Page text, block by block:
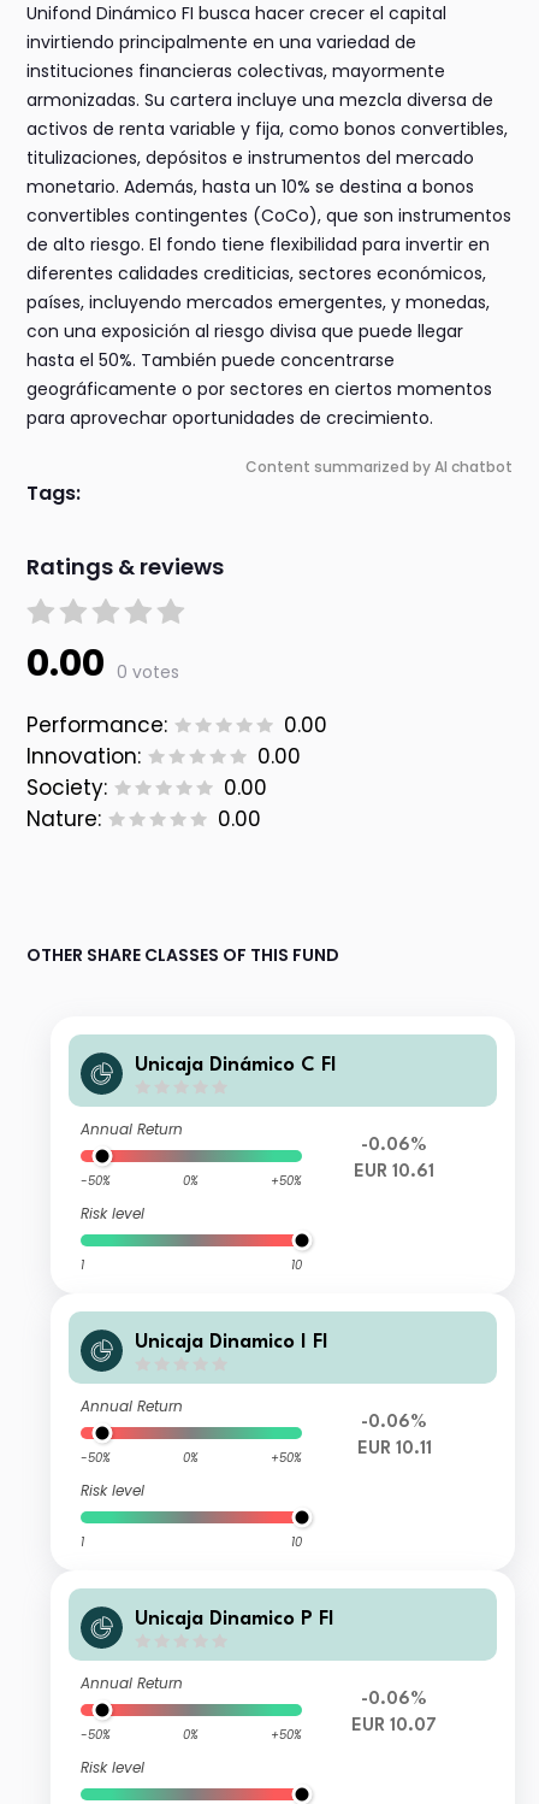
Unifond Dinámico FI busca hacer crecer el capital
invirtiendo principalmente en una variedad de
instituciones financieras colectivas, mayormente
armonizadas. Su cartera incluye una mezcla diversa de
activos de renta variable y fija, como bonos convertibles,
titulizaciones, depósitos e instrumentos del mercado
monetario. Además, hasta un 10% se destina a bonos
convertibles contingentes (CoCo), que son instrumentos
de alto riesgo. El fondo tiene flexibilidad para invertir en
diferentes calidades crediticias, sectores económicos,
países, incluyendo mercados emergentes, y monedas,
con una exposición al riesgo divisa que puede llegar
hasta el 50%. También puede concentrarse
geográficamente o por sectores en ciertos momentos
para aprovechar oportunidades de crecimiento.
Content summarized by AI chatbot
Tags:
Ratings & reviews
0.00 0 votes
Performance:
0.00
Innovation:
0.00
Society:
0.00
Nature:
0.00
OTHER SHARE CLASSES OF THIS FUND
Unicaja Dinámico C FI
Annual Return
-50% 0% +50%
Risk level
1 10
-0.06%
EUR 10.61
Unicaja Dinamico I FI
Annual Return
-50% 0% +50%
Risk level
1 10
-0.06%
EUR 10.11
Unicaja Dinamico P FI
Annual Return
-50% 0% +50%
Risk level
-0.06%
EUR 10.07